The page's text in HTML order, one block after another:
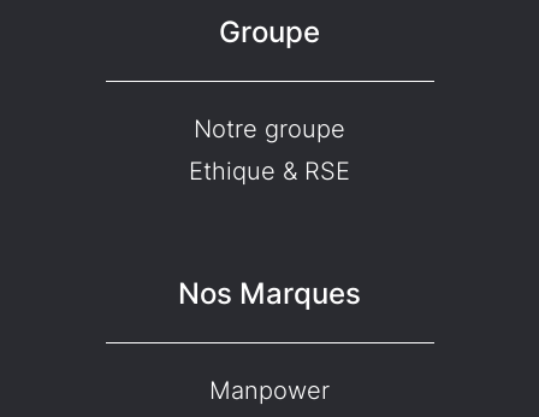
Groupe
Notre groupe
Ethique & RSE
Nos Marques
Manpower